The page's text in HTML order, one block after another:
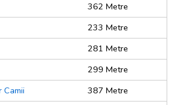
362 Metre
233 Metre
281 Metre
299 Metre
Camii
387 Metre